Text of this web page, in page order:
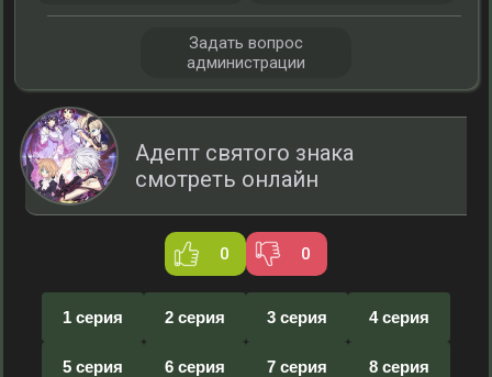
Адепт святого знака
смотреть онлайн
0 0
1 серия 2 серия 3 серия 4 серия
5 серия 6 серия 7 серия 8 серия
Задать вопрос
администрации